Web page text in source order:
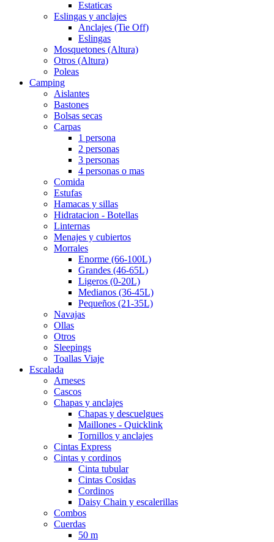
Estaticas
Eslingas y anclajes
Anclajes (Tie Off)
Eslingas
Mosquetones (Altura)
Otros (Altura)
Poleas
Camping
Aislantes
Bastones
Bolsas secas
Carpas
1 persona
2 personas
3 personas
4 personas o mas
Comida
Estufas
Hamacas y sillas
Hidratacion - Botellas
Linternas
Menajes y cubiertos
Morrales
Enorme (66-100L)
Grandes (46-65L)
Ligeros (0-20L)
Medianos (36-45L)
Pequeños (21-35L)
Navajas
Ollas
Otros
Sleepings
Toallas Viaje
Escalada
Arneses
Cascos
Chapas y anclajes
Chapas y descuelgues
Maillones - Quicklink
Tornillos y anclajes
Cintas Express
Cintas y cordinos
Cinta tubular
Cintas Cosidas
Cordinos
Daisy Chain y escalerillas
Combos
Cuerdas
50 m